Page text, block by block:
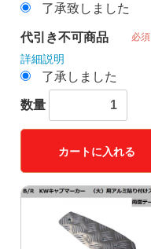
了承致しました
代引き不可商品 必須
詳細説明
了承しました
数量
カートに入れる